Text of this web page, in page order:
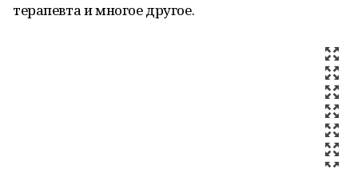
терапевта и многое другое.